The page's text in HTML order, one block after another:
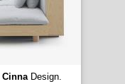
CinnaDesign.